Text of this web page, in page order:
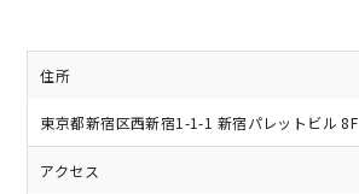
住所
東京都新宿区西新宿1-1-1 新宿パレットビル 8F
アクセス